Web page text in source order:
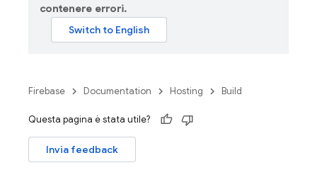
contenere errori.
Firebase Documentation Hosting Build
Questa pagina è stata utile?
Invia feedback